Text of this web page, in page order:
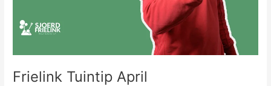
Frielink Tuintip April